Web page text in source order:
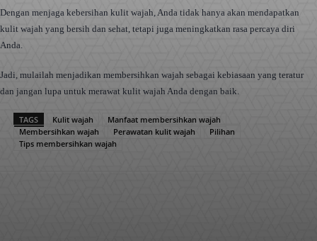
Dengan menjaga kebersihan kulit wajah, Anda tidak hanya akan mendapatkan
kulit wajah yang bersih dan sehat, tetapi juga meningkatkan rasa percaya diri
Anda.
Jadi, mulailah menjadikan membersihkan wajah sebagai kebiasaan yang teratur
dan jangan lupa untuk merawat kulit wajah Anda dengan baik.
TAGS Kulit wajah
Manfaat membersihkan wajah
Membersihkan wajah
Perawatan kulit wajah
Pilihan
Tips membersihkan wajah